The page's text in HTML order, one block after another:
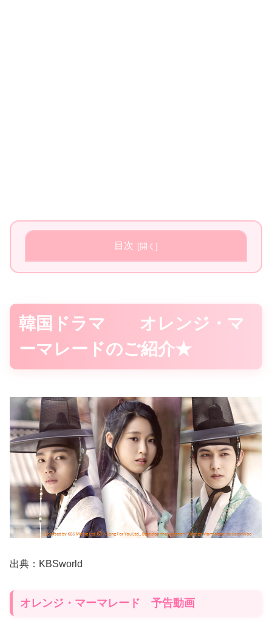
目次
韓国ドラマ オレンジ・マ
ーマレードのご紹介★
出典：KBSworld
オレンジ・マーマレード 予告動画